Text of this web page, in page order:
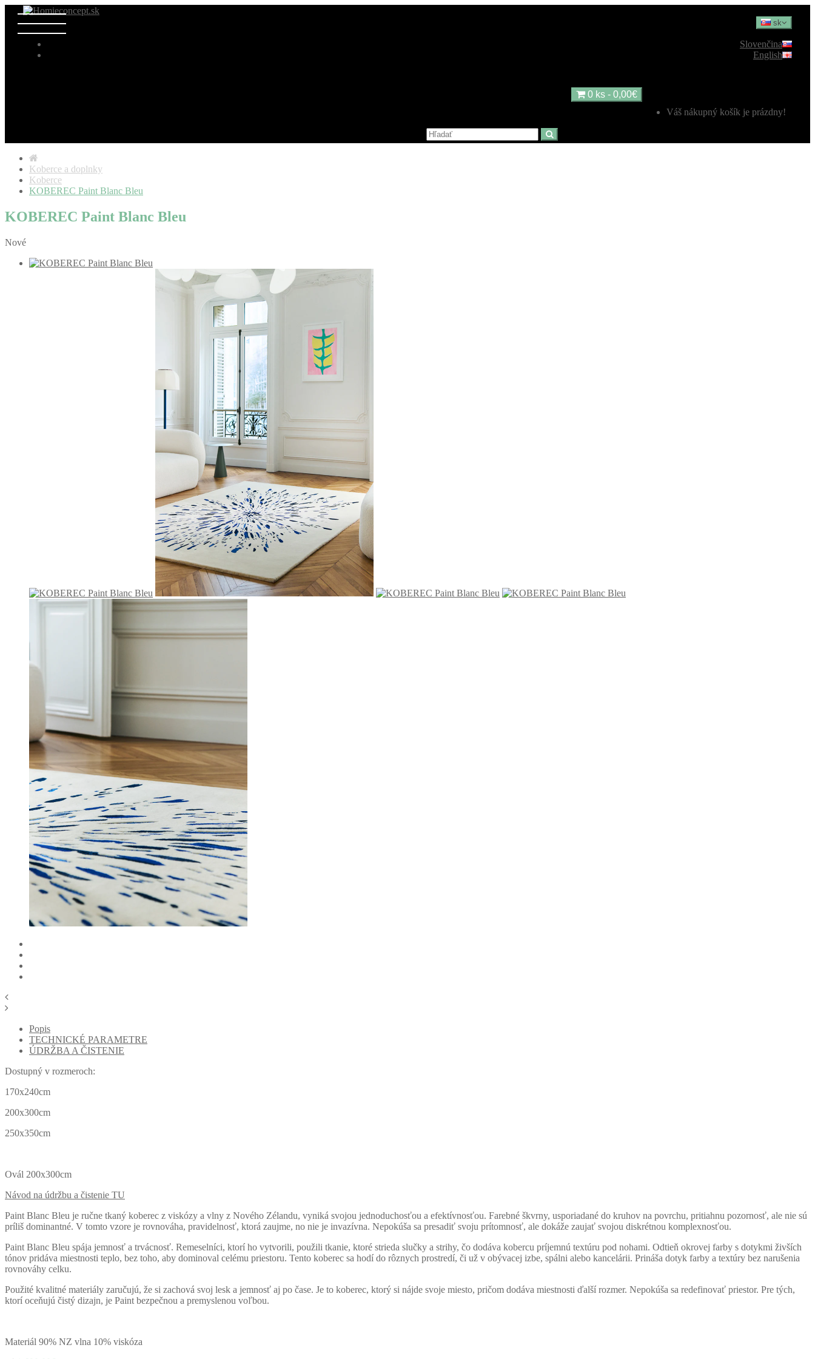
sk
Slovenčina
English
0 ks - 0,00€
Váš nákupný košík je prázdny!
Koberce a doplnky
Koberce
KOBEREC Paint Blanc Bleu
KOBEREC Paint Blanc Bleu
Nové
Popis
TECHNICKÉ PARAMETRE
ÚDRŽBA A ČISTENIE
Dostupný v rozmeroch:
170x240cm
200x300cm
250x350cm
Ovál 200x300cm
Návod na údržbu a čistenie TU
Paint Blanc Bleu je ručne tkaný koberec z viskózy a vlny z Nového Zélandu, vyniká svojou jednoduchosťou a efektívnosťou. Farebné škvrny, usporiadané do kruhov na povrchu, pritiahnu pozornosť, ale nie sú
príliš dominantné. V tomto vzore je rovnováha, pravidelnosť, ktorá zaujme, no nie je invazívna. Nepokúša sa presadiť svoju prítomnosť, ale dokáže zaujať svojou diskrétnou komplexnosťou.
Paint Blanc Bleu spája jemnosť a trvácnosť. Remeselníci, ktorí ho vytvorili, použili tkanie, ktoré strieda slučky a strihy, čo dodáva kobercu príjemnú textúru pod nohami. Odtieň okrovej farby s dotykmi živších
tónov pridáva miestnosti teplo, bez toho, aby dominoval celému priestoru. Tento koberec sa hodí do rôznych prostredí, či už v obývacej izbe, spálni alebo kancelárii. Prináša dotyk farby a textúry bez narušenia
rovnováhy celku.
Použité kvalitné materiály zaručujú, že si zachová svoj lesk a jemnosť aj po čase. Je to koberec, ktorý si nájde svoje miesto, pričom dodáva miestnosti ďalší rozmer. Nepokúša sa redefinovať priestor. Pre tých,
ktorí oceňujú čistý dizajn, je Paint bezpečnou a premyslenou voľbou.
Materiál 90% NZ vlna 10% viskóza